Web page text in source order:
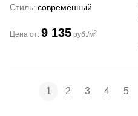
Стиль современный
Цена от: 9 135 руб./м2
1 2 3 4 5